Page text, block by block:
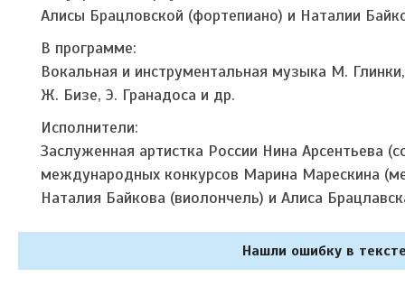
Алисы Брацловской (фортепиано) и Наталии
В программе:
Вокальная и инструментальная музыка М.
Ж. Бизе, Э. Гранадоса и др.
Исполнители:
Заслуженная артистка России Нина Арсентьева
международных конкурсов Марина Марескина
Наталия Байкова (виолончель) и Алиса
Нашли ошибку в